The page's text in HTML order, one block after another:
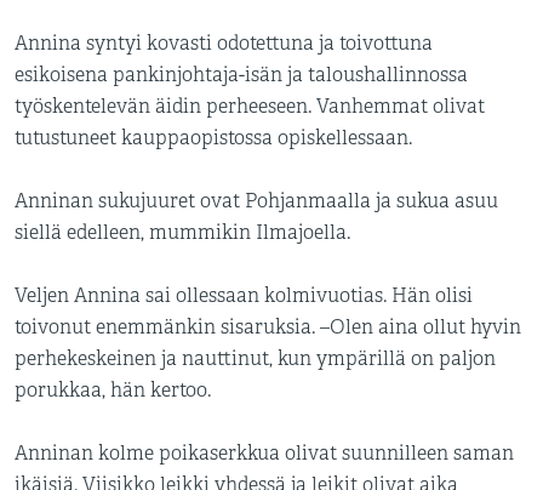
Annina syntyi kovasti odotettuna ja toivottuna
esikoisena pankinjohtaja-isän ja taloushallinnossa
työskentelevän äidin perheeseen. Vanhemmat olivat
tutustuneet kauppaopistossa opiskellessaan.
Anninan sukujuuret ovat Pohjanmaalla ja sukua asuu
siellä edelleen, mummikin Ilmajoella.
Veljen Annina sai ollessaan kolmivuotias. Hän olisi
toivonut enemmänkin sisaruksia. –Olen aina ollut hyvin
perhekeskeinen ja nauttinut, kun ympärillä on paljon
porukkaa, hän kertoo.
Anninan kolme poikaserkkua olivat suunnilleen saman